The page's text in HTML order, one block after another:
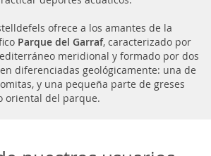
ofrece a los amantes de la
Parque del Garraf, caracterizado por
meridional y formado por dos
diferenciadas geológicamente: una de
y una pequeña parte de greses
oriental del parque.